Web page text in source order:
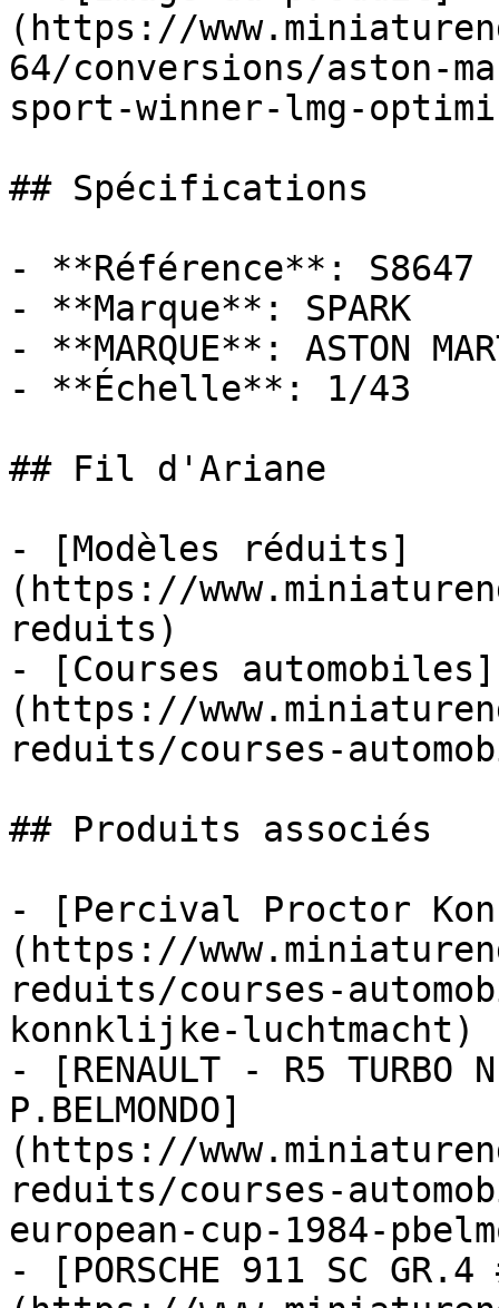
(https://
64/conversions/aston-
sport-winner-lmg-
## Spécifications
- **Référence**: S8647
- **Marque**: SPARK
- **MARQUE**: ASTON
- **Échelle**: 1/43
## Fil d'Ariane
- [Modèles réduits]
(https://
reduits)
- [Courses automobiles]
(https://
reduits/courses-
## Produits associés
- [Percival Proctor
(https://
reduits/courses-
konnklijke-luchtmacht)
- [RENAULT - R5 TURBO
P.BELMONDO]
(https://
reduits/courses-
european-cup-1984-
- [PORSCHE 911 SC GR.4